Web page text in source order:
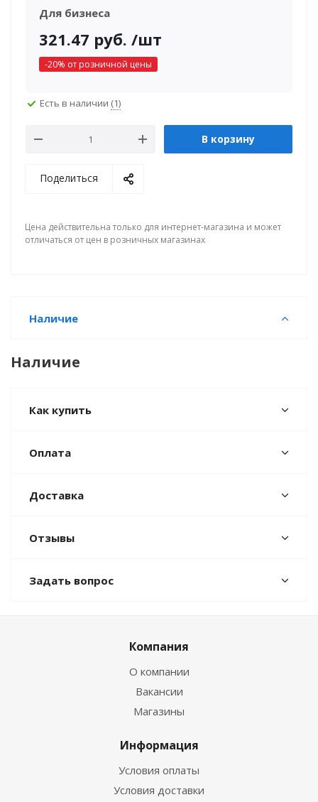
Для бизнеса
321.47 руб. /шт
-20% от розничной цены
Есть в наличии (1)
В корзину
Поделиться
Цена действительна только для интернет-магазина и может
отличаться от цен в розничных магазинах
Наличие
Наличие
Как купить
Оплата
Доставка
Отзывы
Задать вопрос
Компания
О компании
Вакансии
Магазины
Информация
Условия оплаты
Условия доставки